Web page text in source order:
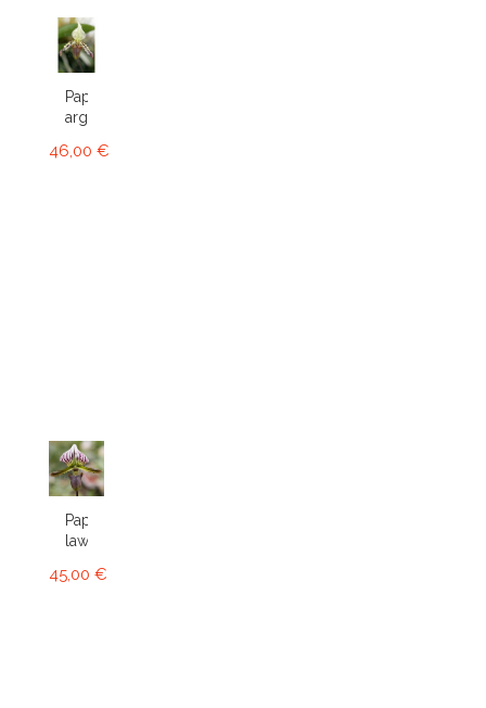
Paphiopedilum
argus
46,00 €
Paphiopedilum
lawrenceanum
45,00 €